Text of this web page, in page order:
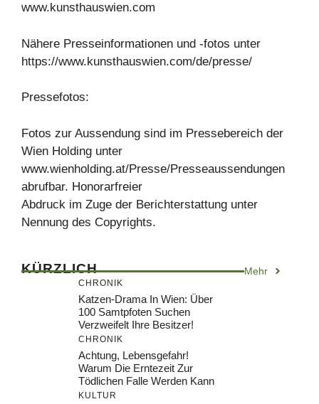
www.kunsthauswien.com
Nähere Presseinformationen und -fotos unter
https://www.kunsthauswien.com/de/presse/
Pressefotos:
Fotos zur Aussendung sind im Pressebereich der
Wien Holding unter
www.wienholding.at/Presse/Presseaussendungen
abrufbar. Honorarfreier
Abdruck im Zuge der Berichterstattung unter
Nennung des Copyrights.
KÜRZLICH Mehr
CHRONIK
Katzen-Drama In Wien: Über
100 Samtpfoten Suchen
Verzweifelt Ihre Besitzer!
CHRONIK
Achtung, Lebensgefahr!
Warum Die Erntezeit Zur
Tödlichen Falle Werden Kann
KULTUR